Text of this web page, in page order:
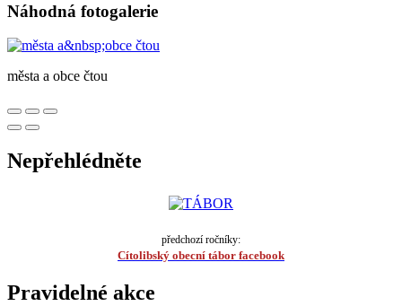
Náhodná fotogalerie
města a obce čtou
Nepřehlédněte
předchozí ročníky:
Cítolibský obecní tábor facebook
Pravidelné akce